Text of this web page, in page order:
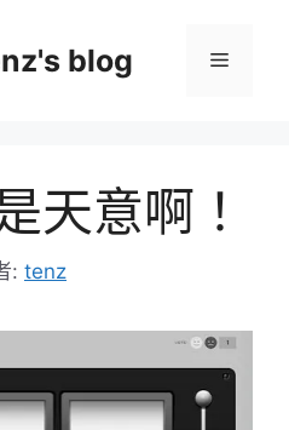
blog 選
天意啊！
: tenz